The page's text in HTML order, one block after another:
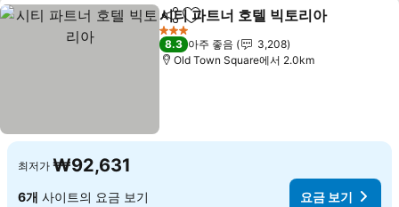
공유 즐겨찾기에 추가
시티 파트너 호텔 빅토리아
3 성급
8.3 아주 좋음
3,208
Old Town Square에서 2.0km
최저가 ₩92,631
6개 사이트의 요금 보기 요금 보기